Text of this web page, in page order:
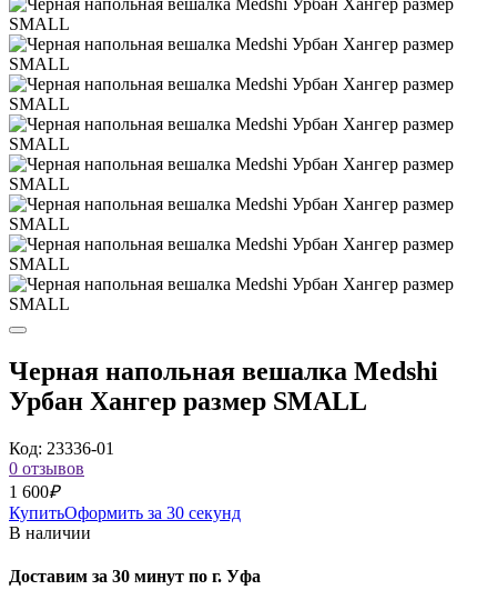
Черная напольная вешалка Medshi
Урбан Хангер размер SMALL
Код: 23336-01
0 отзывов
1 600₽
КупитьОформить за 30 секунд
В наличии
Доставим за 30 минут по г. Уфа